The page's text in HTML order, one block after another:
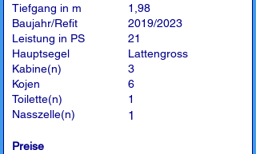
Tiefgang in m
Baujahr/Refit
Leistung in PS
Hauptsegel
Kabine(n)
Kojen
Toilette(n)
Nasszelle(n)
1,98
2019/2023
21
Lattengross
3
6
1
1
Preise